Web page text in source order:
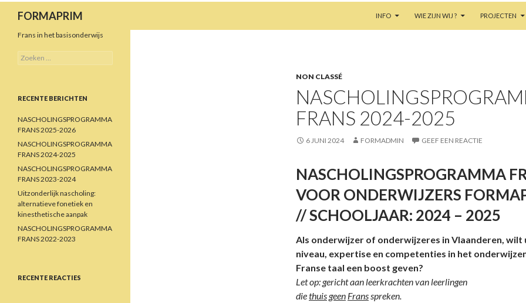
FORMAPRIM
INFO
WIE ZIJN WIJ ? PROJECTEN
NON CLASSÉ
FRANS 2024-2025
6 JUNI 2024 FORMADMIN GEEF EEN REACTIE
NASCHOLINGSPROGRAMMA
VOOR ONDERWIJZERS
// SCHOOLJAAR: 2024 – 2025
Als onderwijzer of onderwijzeres in Vlaanderen, wilt
niveau, expertise en competenties in het
Franse taal een boost geven?
Let op: gericht aan leerkrachten van leerlingen
diethuisgeen Fransspreken.
Frans in het basisonderwijs
Zoeken
naar:
RECENTE BERICHTEN
NASCHOLINGSPROGRAMMA
FRANS 2025-2026
NASCHOLINGSPROGRAMMA
FRANS 2024-2025
NASCHOLINGSPROGRAMMA
FRANS 2023-2024
Uitzonderlijk nascholing:
alternatieve fonetiek en
kinesthetische aanpak
NASCHOLINGSPROGRAMMA
FRANS 2022-2023
RECENTE REACTIES